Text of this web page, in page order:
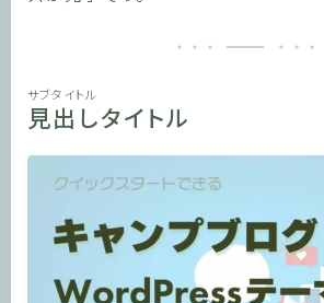
サブタイトル
見出しタイトル